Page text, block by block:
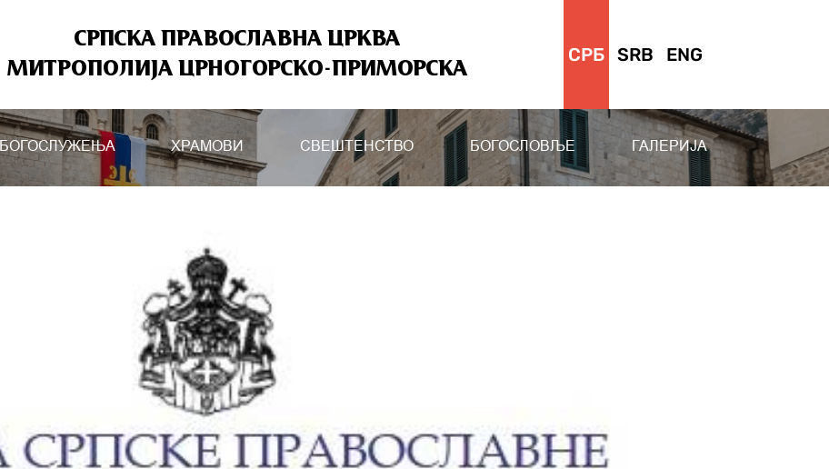
СРПСКА ПРАВОСЛАВНА ЦРКВА
МИТРОПОЛИЈА ЦРНОГОРСКО-ПРИМОРСКА
СРБ SRB ENG
БОГОСЛУЖЕЊА ХРАМОВИ СВЕШТЕНСТВО БОГОСЛОВЉЕ ГАЛЕРИЈА